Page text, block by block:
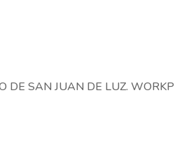
DE SAN JUAN DE LUZ.